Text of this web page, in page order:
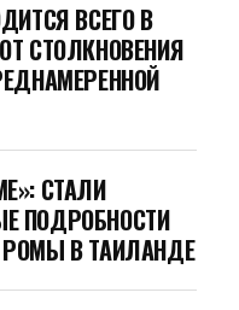
ВСЕГО В
СТОЛКНОВЕНИЯ
СТАЛИ
ПОДРОБНОСТИ
В ТАИЛАНДЕ